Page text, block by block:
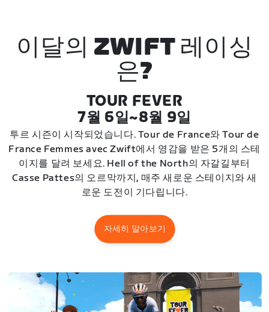
이달의 ZWIFT 레이싱
은?
TOUR FEVER
7월 6일~8월 9일
투르 시즌이 시작되었습니다. Tour de France와 Tour de
France Femmes avec Zwift에서 영감을 받은 5개의 스테
이지를 달려 보세요. Hell of the North의 자갈길부터
Casse Pattes의 오르막까지, 매주 새로운 스테이지와 새
로운 도전이 기다립니다.
자세히 알아보기